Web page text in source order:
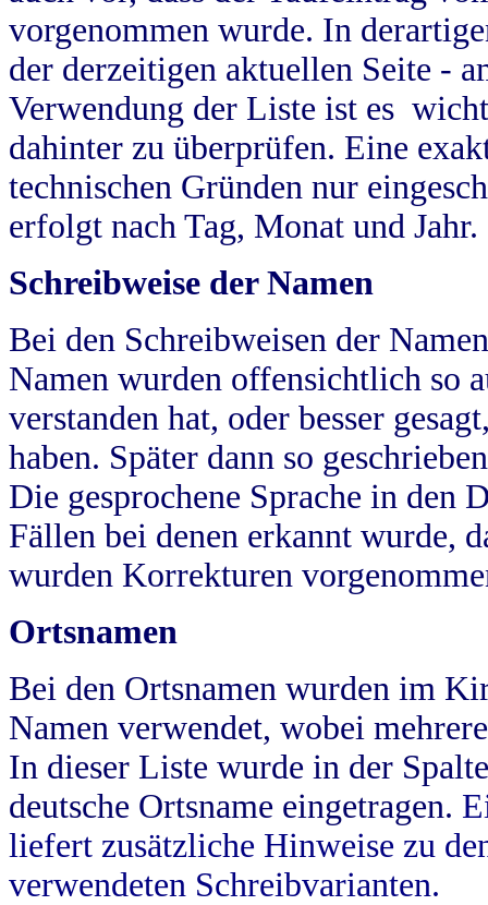
vorgenommen wurde. In
der derzeitigen aktuellen Seite -
Verwendung der Liste ist es
dahinter zu überprüfen. Eine
technischen Gründen nur
erfolgt nach Tag, Monat und Jahr.
Schreibweise der Namen
Bei den Schreibweisen der
Namen wurden offensichtlich so
verstanden hat, oder besser
haben. Später dann so
Die gesprochene Sprache in
Fällen bei denen erkannt wurde,
wurden Korrekturen
Ortsnamen
Bei den Ortsnamen wurden im
Namen verwendet, wobei
In dieser Liste wurde in der
deutsche Ortsname eingetragen.
liefert zusätzliche Hinweise zu
verwendeten Schreibvarianten.